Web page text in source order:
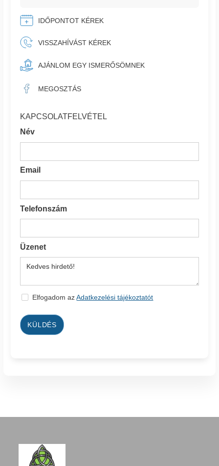
IDŐPONTOT KÉREK
VISSZAHÍVÁST KÉREK
AJÁNLOM EGY ISMERŐSÖMNEK
MEGOSZTÁS
KAPCSOLATFELVÉTEL
Név
Email
Telefonszám
Üzenet
Elfogadom azAdatkezelési tájékoztatót
KÜLDÉS